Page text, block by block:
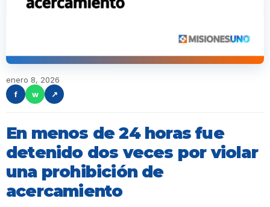
enero 8, 2026
f
w ↗
En menos de 24 horas fue
detenido dos veces por violar
una prohibición de
acercamiento